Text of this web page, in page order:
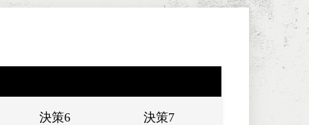
決策6 決策7